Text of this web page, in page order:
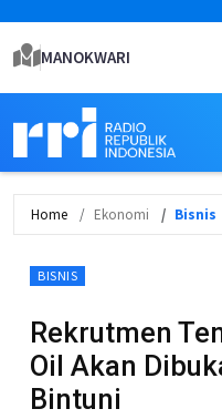
MANOKWARI
Home Ekonomi Bisnis
BISNIS
Rekrutmen
Oil Akan
Bintuni